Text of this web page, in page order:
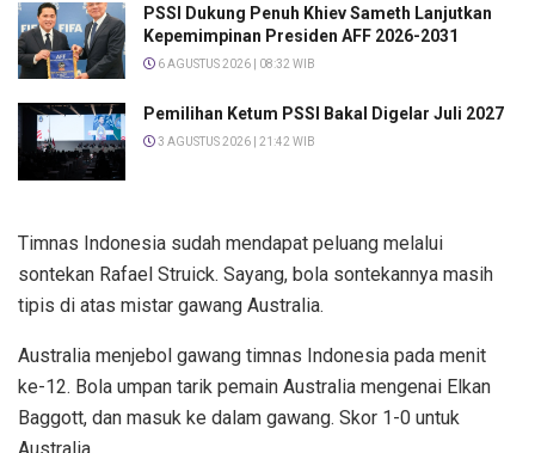
PSSI Dukung Penuh Khiev Sameth Lanjutkan
Kepemimpinan Presiden AFF 2026-2031
6 AGUSTUS 2026 | 08:32 WIB
Pemilihan Ketum PSSI Bakal Digelar Juli 2027
3 AGUSTUS 2026 | 21:42 WIB
Timnas Indonesia sudah mendapat peluang melalui
sontekan Rafael Struick. Sayang, bola sontekannya masih
tipis di atas mistar gawang Australia.
Australia menjebol gawang timnas Indonesia pada menit
ke-12. Bola umpan tarik pemain Australia mengenai Elkan
Baggott, dan masuk ke dalam gawang. Skor 1-0 untuk